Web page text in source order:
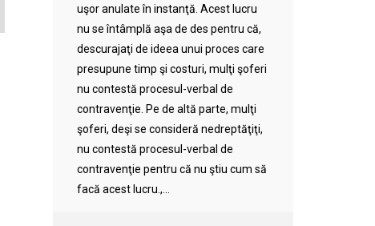
uşor anulate în instanţă. Acest lucru
nu se întâmplă aşa de des pentru că,
descurajaţi de ideea unui proces care
presupune timp şi costuri, mulţi şoferi
nu contestă procesul-verbal de
contravenţie. Pe de altă parte, mulţi
şoferi, deşi se consideră nedreptăţiţi,
nu contestă procesul-verbal de
contravenţie pentru că nu ştiu cum să
facă acest lucru.,...